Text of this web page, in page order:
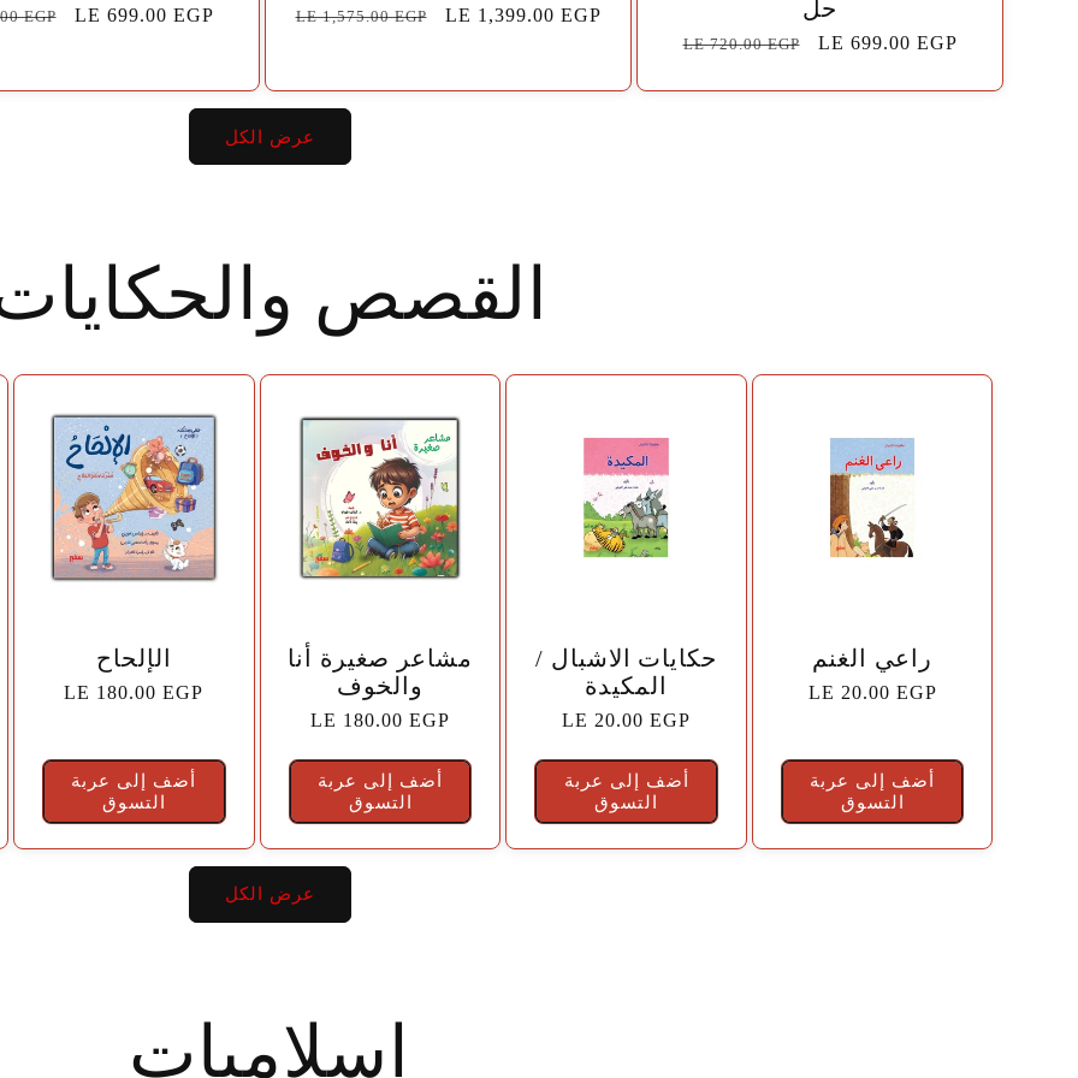
EGP
سعر
LE 699.00 EGP
السعر
LE 1,575.00 EGP
سعر
LE 1,399.00 EGP
حل
السعر
LE 720.00 EGP
سعر
LE 699.00 EGP
عرض الكل
القصص
الإلحاح
السعر
LE 180.00 EGP
أضف إلى عربة
التسوق
مشاعر صغيرة أنا
والخوف
السعر
LE 180.00 EGP
أضف إلى عربة
التسوق
حكايات الاشبال /
المكيدة
السعر
LE 20.00 EGP
أضف إلى عربة
التسوق
راعي الغنم
السعر
LE 20.00 EGP
أضف إلى عربة
التسوق
عرض الكل
إسلاميات